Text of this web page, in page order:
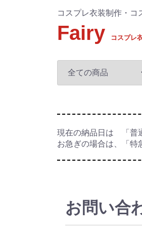
コスプレ衣装制作・コ
Fairy コスプレ
現在の納品日は 「普
お急ぎの場合は、「特
お問い合